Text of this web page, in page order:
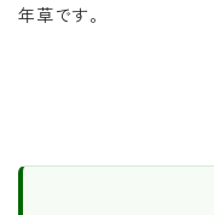
年草です。